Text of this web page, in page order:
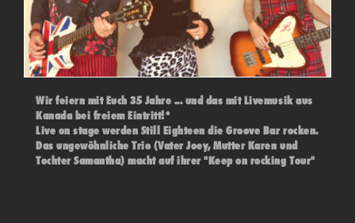
Wir feiern mit Euch 35 Jahre ... und das mit Livemusik aus
Kanada bei freiem Eintritt!*
Live on stage werden Still Eighteen die Groove Bar rocken.
Das ungewöhnliche Trio (Vater Joey, Mutter Karen und
Tochter Samantha) macht auf ihrer "Keep on rocking Tour"